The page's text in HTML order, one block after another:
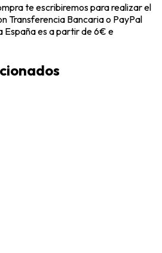
te escribiremos para realizar el
Transferencia Bancaria o PayPal
España es a partir de 6€ e